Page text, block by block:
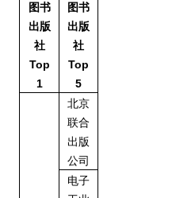
图书
出版
社
Top
1
图书
出版
社
Top
5
北京
联合
出版
公司
电子